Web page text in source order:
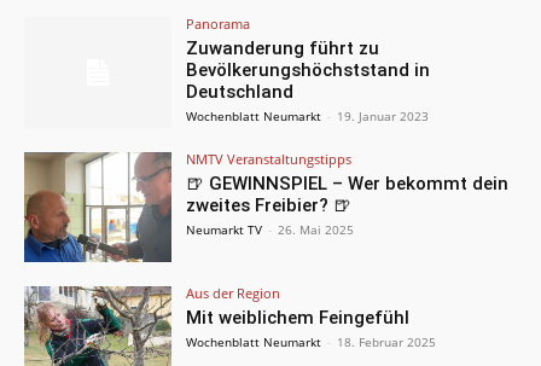
Panorama
Zuwanderung führt zu
Bevölkerungshöchststand in
Deutschland
Wochenblatt Neumarkt - 19. Januar 2023
NMTV Veranstaltungstipps
🍺 GEWINNSPIEL – Wer bekommt dein
zweites Freibier? 🍺
Neumarkt TV - 26. Mai 2025
Aus der Region
Mit weiblichem Feingefühl
Wochenblatt Neumarkt - 18. Februar 2025